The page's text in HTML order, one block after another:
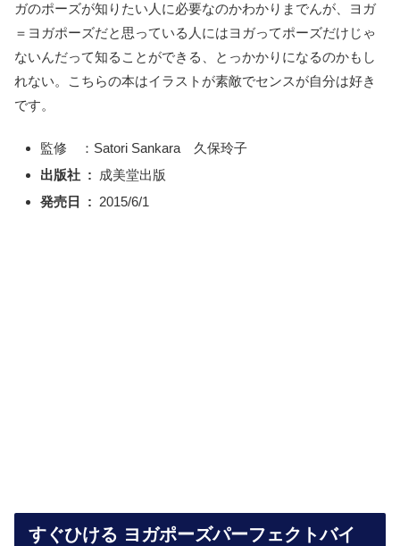
ガのポーズが知りたい人に必要なのかわかりまでんが、ヨガ
＝ヨガポーズだと思っている人にはヨガってポーズだけじゃ
ないんだって知ることができる、とっかかりになるのかもし
れない。こちらの本はイラストが素敵でセンスが自分は好き
です。
監修 ：Satori Sankara 久保玲子
出版社 ‏ : ‎
成美堂出版
発売日 ‏ : ‎ 2015/6/1
すぐひける ヨガポーズパーフェクトバイ